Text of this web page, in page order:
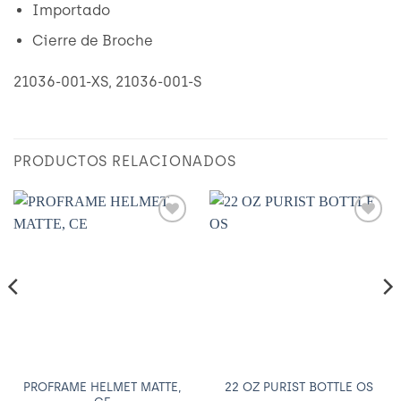
Importado
Cierre de Broche
21036-001-XS, 21036-001-S
PRODUCTOS RELACIONADOS
PROFRAME HELMET MATTE,
22 OZ PURIST BOTTLE OS